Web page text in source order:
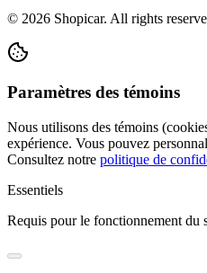
© 2026 Shopicar. All rights
Paramètres des témoins
Nous utilisons des témoins
expérience. Vous pouvez
Consultez notre politique de
Essentiels
Requis pour le fonctionnement du